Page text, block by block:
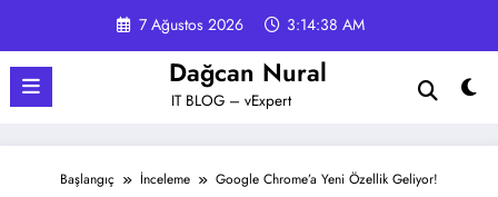
7 Ağustos 2026 3:14:38 AM
Dağcan Nural
IT BLOG – vExpert
Başlangıç İnceleme Google Chrome’a Yeni Özellik Geliyor!